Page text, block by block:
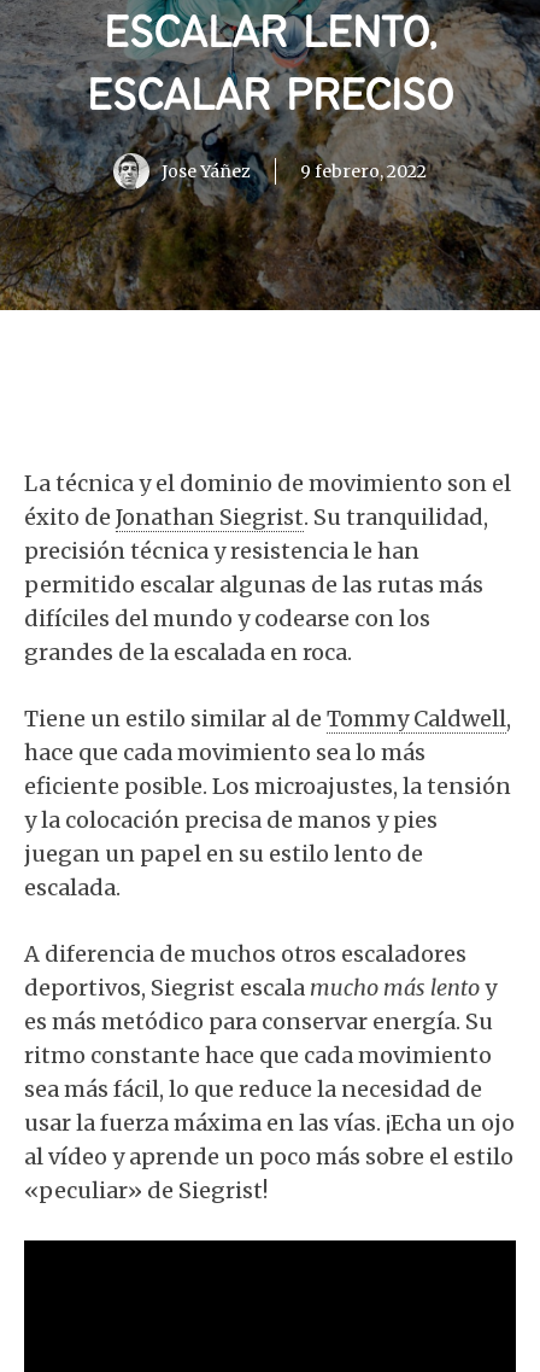
ESCALAR LENTO,
ESCALAR PRECISO
Jose Yáñez 9 febrero, 2022
La técnica y el dominio de movimiento son el
éxito de Jonathan Siegrist. Su tranquilidad,
precisión técnica y resistencia le han
permitido escalar algunas de las rutas más
difíciles del mundo y codearse con los
grandes de la escalada en roca.
Tiene un estilo similar al de Tommy Caldwell,
hace que cada movimiento sea lo más
eficiente posible. Los microajustes, la tensión
y la colocación precisa de manos y pies
juegan un papel en su estilo lento de
escalada.
A diferencia de muchos otros escaladores
deportivos, Siegrist escala mucho más lentoy
es más metódico para conservar energía. Su
ritmo constante hace que cada movimiento
sea más fácil, lo que reduce la necesidad de
usar la fuerza máxima en las vías. ¡Echa un ojo
al vídeo y aprende un poco más sobre el estilo
«peculiar» de Siegrist!